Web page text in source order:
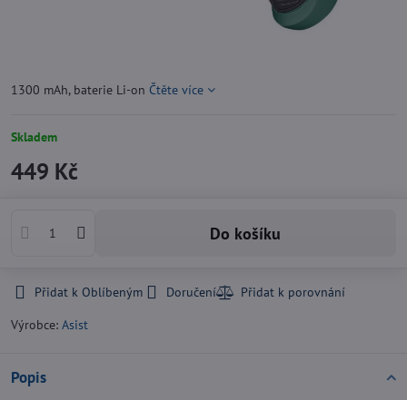
1300 mAh, baterie Li-on Čtěte více
Skladem
449 Kč
Do košíku
Přidat k Oblíbeným
Doručení
Výrobce: Asist
Popis